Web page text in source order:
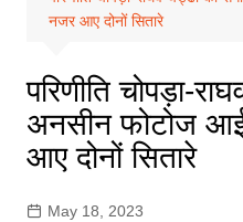
नजर आए दोनों सितारे
परिणीति चोपड़ा-
अनसीन फोटोज
आए दोनों सितारे
May 18, 2023